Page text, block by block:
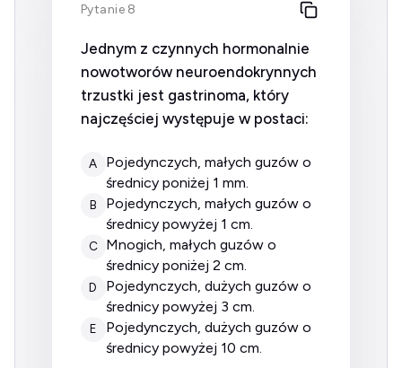
Pytanie 8
Jednym z czynnych hormonalnie
nowotworów neuroendokrynnych
trzustki jest gastrinoma, który
najczęściej występuje w postaci:
A
pojedynczych, małych guzów o
średnicy poniżej 1 mm.
B
pojedynczych, małych guzów o
średnicy powyżej 1 cm.
C
mnogich, małych guzów o
średnicy poniżej 2 cm.
D
pojedynczych, dużych guzów o
średnicy powyżej 3 cm.
E
pojedynczych, dużych guzów o
średnicy powyżej 10 cm.